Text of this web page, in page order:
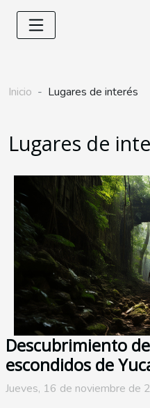
Inicio Lugares de interés
Lugares de
Descubrimiento
escondidos de
Jueves, 16 de noviembre de